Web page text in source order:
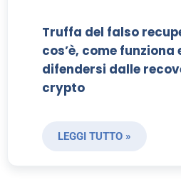
Truffa del falso
cos’è, come funziona
difendersi dalle
crypto
LEGGI TUTTO »